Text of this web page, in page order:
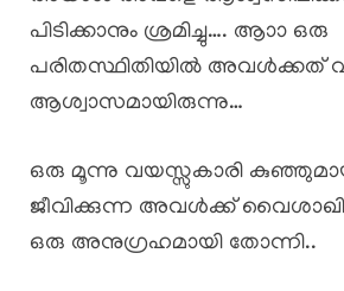
പിടിക്കാനും ശ്രമിച്ചു…. ആാാ ഒരു
പരിതസ്ഥിതിയിൽ അവൾക്കത്
ആശ്വാസമായിരുന്നു…
ഒരു മൂന്നു വയസ്സുകാരി കുഞ്ഞുമായി
ജീവിക്കുന്ന അവൾക്ക്
ഒരു അനുഗ്രഹമായി തോന്നി..